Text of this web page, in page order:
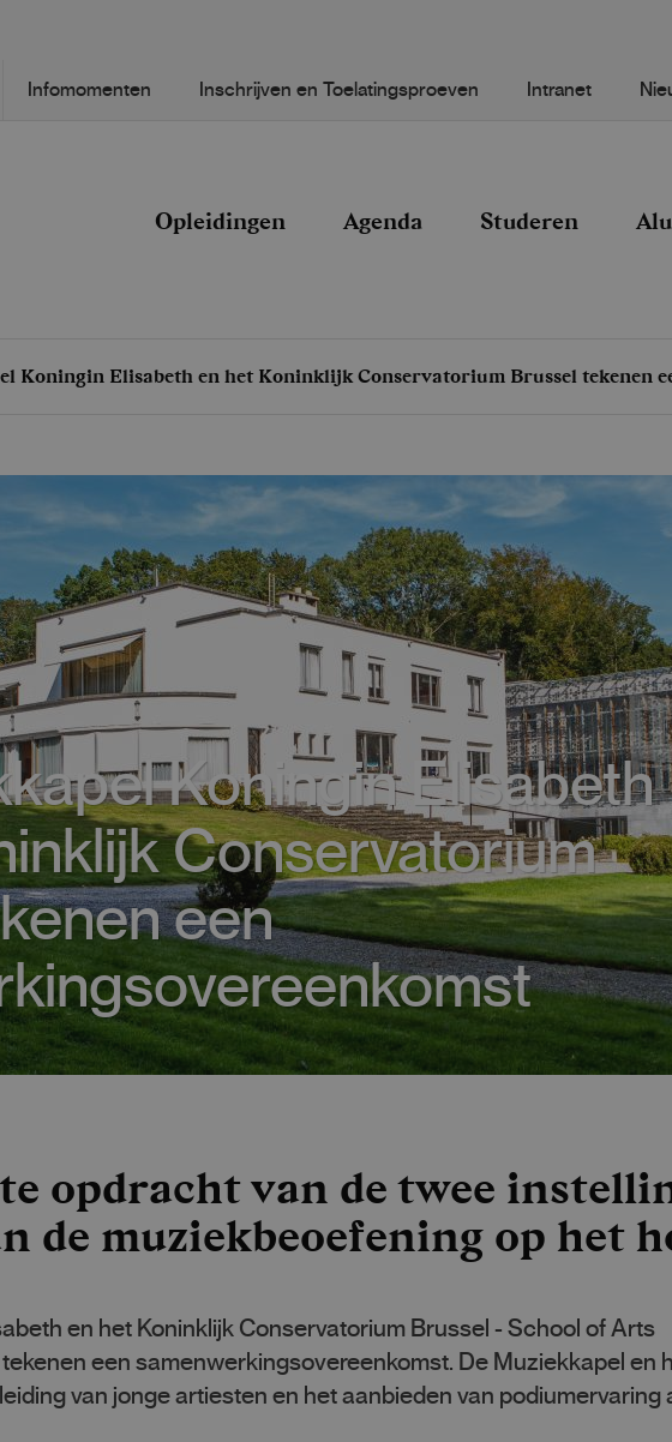
Infomomenten Inschrijven en Toelatingsproeven Intranet
Opleidingen Agenda Studeren
Koningin Elisabeth en het Koninklijk Conservatorium Brussel tekenen
Koningin Elisabeth
Conservatorium
een
opdracht van de twee
de muziekbeoefening op het
en het Koninklijk Conservatorium Brussel - School of Arts
een samenwerkingsovereenkomst. De Muziekkapel en
van jonge artiesten en het aanbieden van podiumervaring